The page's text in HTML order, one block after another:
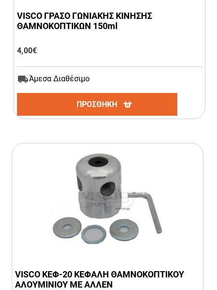
VISCO ΓΡΑΣΟ ΓΩΝΙΑΚΗΣ ΚΙΝΗΣΗΣ
ΘΑΜΝΟΚΟΠΤΙΚΩΝ 150ml
4,00€
Άμεσα Διαθέσιμο
ΠΡΟΣΘΗΚΗ
VISCO ΚΕΦ-20 ΚΕΦΑΛΗ ΘΑΜΝΟΚΟΠΤΙΚΟΥ
ΑΛΟΥΜΙΝΙΟΥ ΜΕ ΑΛΛΕΝ